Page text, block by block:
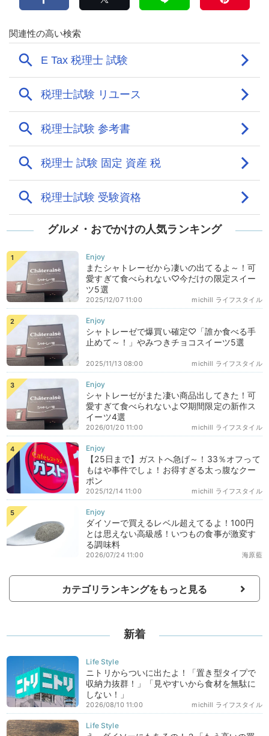
グルメ・おでかけの人気ランキング
またシャトレーゼから凄いの出てるよ～！可
愛すぎて食べられない♡今だけの限定スイー
ツ5選
michill ライフスタイル
2025/12/07 11:00
シャトレーゼで爆買い確定♡「誰か食べる手
止めて～！」やみつきチョコスイーツ5選
michill ライフスタイル
2025/11/13 08:00
シャトレーゼがまた凄い商品出してきた！可
愛すぎて食べられないよ♡期間限定の新作ス
イーツ4選
michill ライフスタイル
2026/01/20 11:00
【25日まで】ガストへ急げ～！33％オフって
もはや事件でしょ！お得すぎる太っ腹なクー
ポン
michill ライフスタイル
2025/12/14 11:00
ダイソーで買えるレベル超えてるよ！100円
とは思えない高級感！いつもの食事が激変す
る調味料
海原藍
2026/07/24 11:00
カテゴリランキングをもっと見る
新着
ニトリからついに出たよ！「置き型タイプで
収納力抜群！」「見やすいから食材を無駄に
しない！」
michill ライフスタイル
2026/08/10 11:00